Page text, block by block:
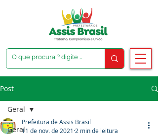
Post
Geral
Geral
Prefeitura de Assis Brasil
11 de nov. de 2021 2 min de leitura